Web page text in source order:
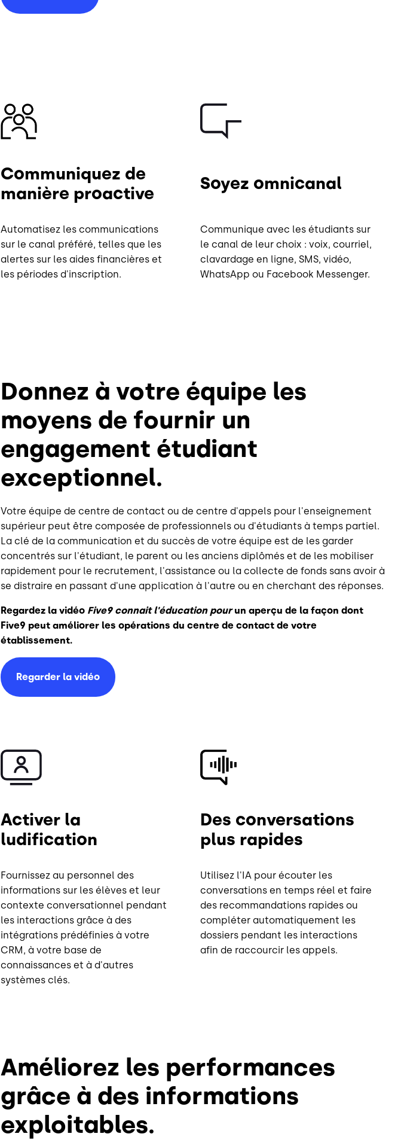
Image
Communiquez de
manière proactive
Automatisez les communications
sur le canal préféré, telles que les
alertes sur les aides financières et
les périodes d'inscription.
Image
Soyez omnicanal
Communique avec les étudiants sur
le canal de leur choix : voix, courriel,
clavardage en ligne, SMS, vidéo,
WhatsApp ou Facebook Messenger.
Donnez à votre équipe les
moyens de fournir un
engagement étudiant
exceptionnel.
Votre équipe de centre de contact ou de centre d'appels pour l'enseignement
supérieur peut être composée de professionnels ou d'étudiants à temps partiel.
La clé de la communication et du succès de votre équipe est de les garder
concentrés sur l'étudiant, le parent ou les anciens diplômés et de les mobiliser
rapidement pour le recrutement, l'assistance ou la collecte de fonds sans avoir à
se distraire en passant d'une application à l'autre ou en cherchant des réponses.
Regardez la vidéo Five9 connait l'éducation pourun aperçu de la façon dont
Five9 peut améliorer les opérations du centre de contact de votre
établissement.
Regarder la vidéo
Image
Activer la
ludification
Fournissez au personnel des
informations sur les élèves et leur
contexte conversationnel pendant
les interactions grâce à des
intégrations prédéfinies à votre
CRM, à votre base de
connaissances et à d'autres
systèmes clés.
Image
Des conversations
plus rapides
Utilisez l'IA pour écouter les
conversations en temps réel et faire
des recommandations rapides ou
compléter automatiquement les
dossiers pendant les interactions
afin de raccourcir les appels.
Améliorez les performances
grâce à des informations
exploitables.